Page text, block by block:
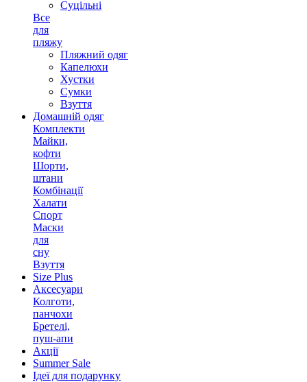
Суцільні
Все
для
пляжу
Пляжний одяг
Капелюхи
Хустки
Сумки
Взуття
Домашній одяг
Комплекти
Майки,
кофти
Шорти,
штани
Комбінації
Халати
Спорт
Маски
для
сну
Взуття
Size Plus
Аксесуари
Колготи,
панчохи
Бретелі,
пуш-апи
Акції
Summer Sale
Ідеї для подарунку